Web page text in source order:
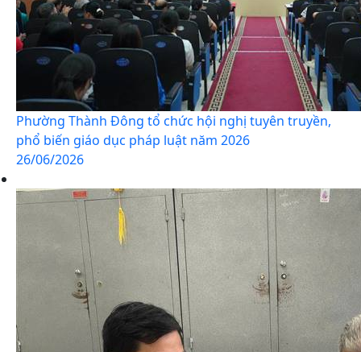
Phường Thành Đông tổ chức hội nghị tuyên truyền,
phổ biến giáo dục pháp luật năm 2026
26/06/2026